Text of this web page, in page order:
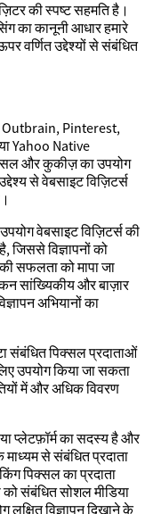
की स्पष्ट सहमति है।
का कानूनी आधार हमारे
वर्णित उद्देश्यों से संबंधित
Outbrain, Pinterest,
Yahoo Native
और कुकीज़ का उपयोग
से वेबसाइट विज़िटर्स
वेबसाइट विज़िटर्स की
विज्ञापनों को
सफलता को मापा जा
सांख्यिकीय और बाज़ार
अभियानों का
संबंधित पिक्सल प्रदाताओं
उपयोग किया जा सकता
में और अधिक विवरण
प्लेटफ़ॉर्म का सदस्य है और
से संबंधित प्रदाता
पिक्सल का प्रदाता
संबंधित सोशल मीडिया
विज्ञापन दिखाने के